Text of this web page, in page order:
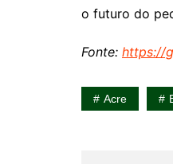
o futuro do
Fonte: https://
Acre